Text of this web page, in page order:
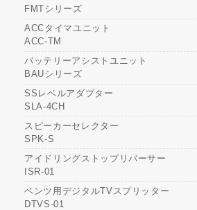
FMTシリーズ
ACCタイマユニット
ACC-TM
バッテリーアシストユニット
BAUシリーズ
SSレベルアダプター
SLA-4CH
スピーカーセレクター
SPK-S
アイドリングストップリバーサー
ISR-01
ベンツ用デジタルTVスプリッター
DTVS-01